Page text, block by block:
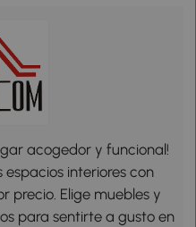
acogedor y funcional!
interiores con
precio. Elige muebles y
para sentirte a gusto en